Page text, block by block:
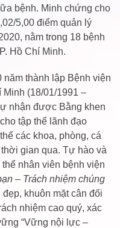
bệnh. Minh chứng cho
5,00 điểm quản lý
nằm trong 18 bệnh
Hồ Chí Minh.
năm thành lập Bệnh viện
Minh (18/01/1991 –
nhận được Bằng khen
tập thể lãnh đạo
các khoa, phòng, cá
gian qua. Tự hào và
nhân viên bệnh viện
– Trách nhiệm chúng
khuôn mặt cân đối
nhiệm cao quý, xác
“Vững nội lực –